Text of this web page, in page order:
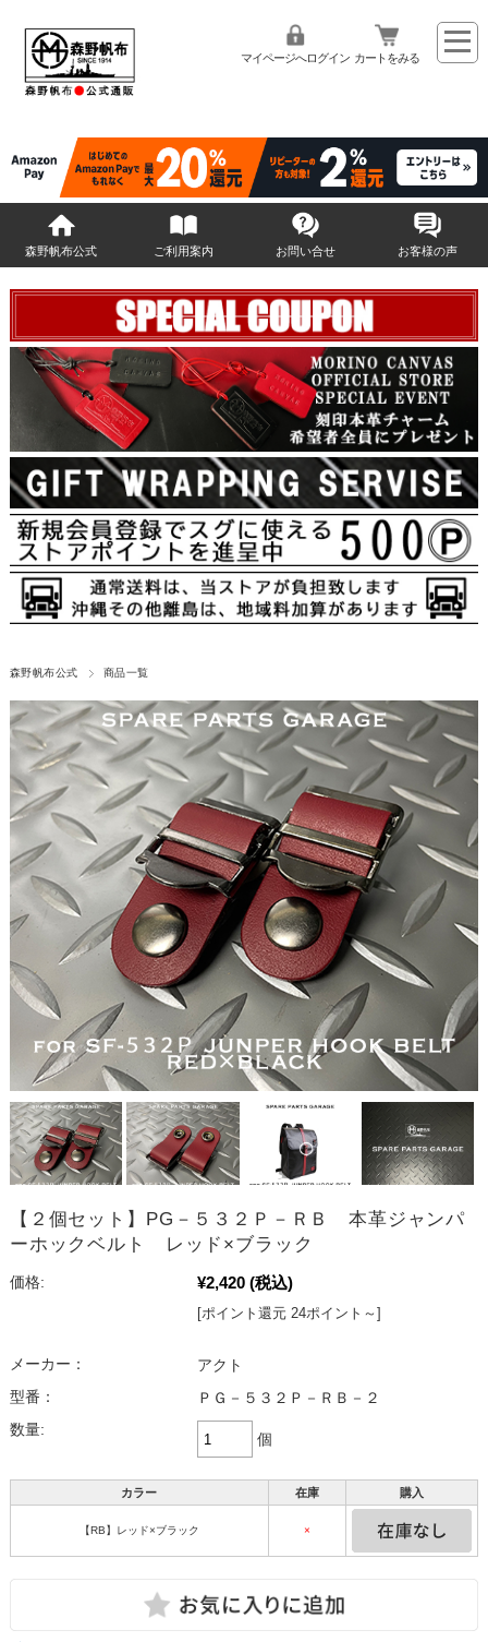
マイページへログイン カートをみる
森野帆布公式 ご利用案内 お問い合せ お客様の声
森野帆布公式 商品一覧
【２個セット】PG－５３２Ｐ－ＲＢ 本革ジャンパ
ーホックベルト レッド×ブラック
価格: ¥2,420 (税込)
[ポイント還元 24ポイント～]
メーカー：
アクト
型番：
ＰＧ－５３２Ｐ－ＲＢ－２
数量:
個
カラー 在庫 購入
【RB】レッド×ブラック ×